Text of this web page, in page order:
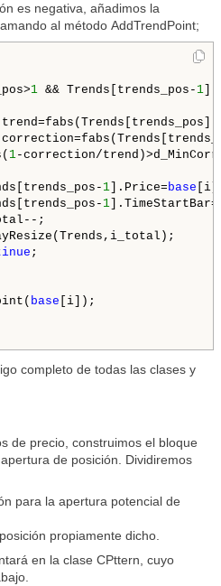
es negativa, añadimos la
al método AddTrendPoint;
1 && Trends[trends_pos- 1
1-correction/
1 ].Price=base
1 ].TimeStartBar=
;
;
base [i]);
completo de todas las clases y
de precio, construimos el bloque
de posición. Dividiremos
para la apertura potencial de
propiamente dicho.
en la clase CPttern, cuyo